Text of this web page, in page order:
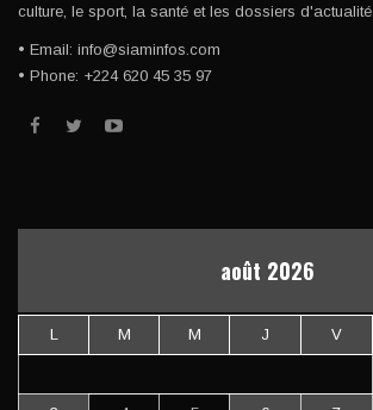
culture, le sport, la santé et les dossiers d'actualité.
• Email: info@siaminfos.com
• Phone: +224 620 45 35 97
août 2026
L M M J V